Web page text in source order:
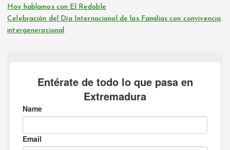
Hoy hablamos con El Redoble
Celebración del Día Internacional de las Familias con convivencia
intergeneracional